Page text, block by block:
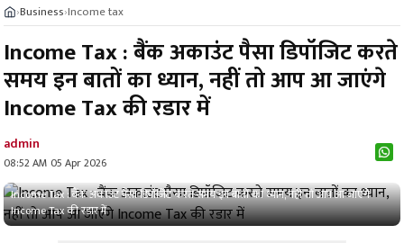
›Business›Income tax
Income Tax : बैंक अकाउंट पैसा डिपॉजिट करते
समय इन बातों का ध्यान, नहीं तो आप आ जाएंगे
Income Tax की रडार में
admin
08:52 AM 05 Apr 2026
Income Tax : बैंक अकाउंट पैसा डिपॉजिट करते समय इन बातों का ध्यान, नहीं तो आप आ जाएंगे
Income Tax की रडार में